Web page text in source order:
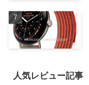
人気レビュー記事